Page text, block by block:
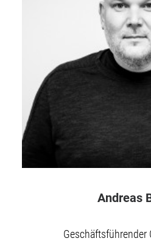
Andreas
Geschäftsführender